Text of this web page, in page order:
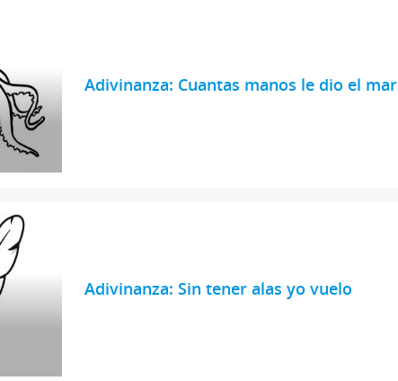
Adivinanza: Cuantas manos le dio el mar
Adivinanza: Sin tener alas yo vuelo